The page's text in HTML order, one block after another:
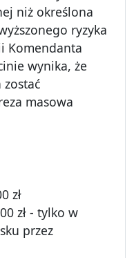
niż określona
ryzyka
Komendanta
wynika, że
masowa
zł
zł - tylko w
przez